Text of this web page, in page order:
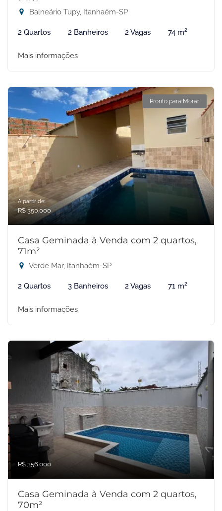
Balneário Tupy, Itanhaém-SP
2 Quartos 2 Banheiros 2 Vagas 74 m²
Mais informações
Pronto para Morar
A partir de:
R$ 350.000
Casa Geminada à Venda com 2 quartos,
71m²
Verde Mar, Itanhaém-SP
2 Quartos 3 Banheiros 2 Vagas 71 m²
Mais informações
R$ 356.000
Casa Geminada à Venda com 2 quartos,
70m²